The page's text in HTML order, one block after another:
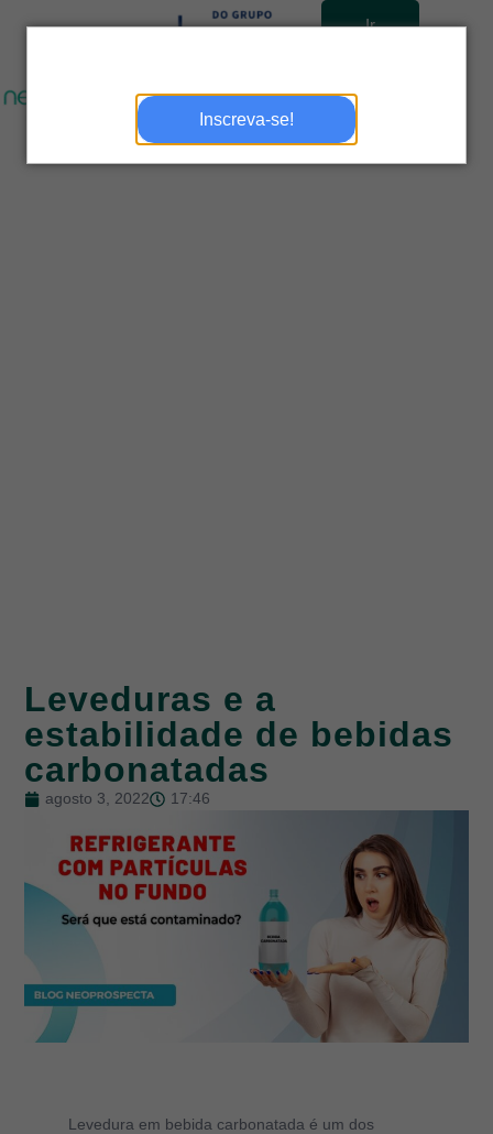
Inscreva-se!
Ir
Leveduras e a
estabilidade de bebidas
carbonatadas
agosto 3, 2022 17:46
Levedura em bebida carbonatada é um dos